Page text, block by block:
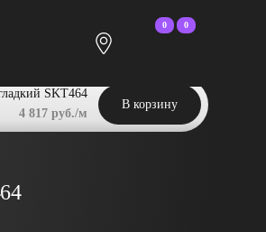
0 0
SKT464
4 817 руб./м
В корзину